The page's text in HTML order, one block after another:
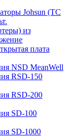
Johsun (TС
из
плата
NSD MeanWell
RSD-150
RSD-200
SD-100
SD-1000